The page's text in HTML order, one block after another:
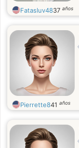
Fatasluv4837 años
Pierrette841 años